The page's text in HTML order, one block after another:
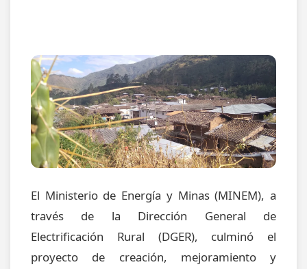
El Ministerio de Energía y Minas (MINEM), a
través de la Dirección General de
Electrificación Rural (DGER), culminó el
proyecto de creación, mejoramiento y